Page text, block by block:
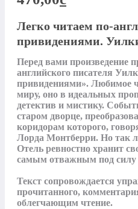
Легко читаем по-
привидениями.
Перед вами произведение
английского писателя
привидениями». Любимое
миру, оно в идеальных
детектив и мистику.
старом дворце,
коридорам которого,
Лорда Монтберри. Но так
Отель ревностно хранит
самым отважным под силу
Текст сопровождается
прочитанного,
облегчающим чтение.